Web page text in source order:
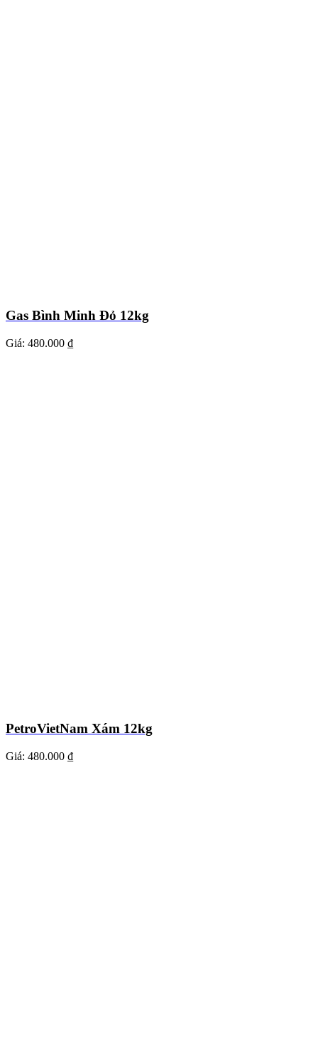
Gas Bình Minh Đỏ 12kg
Giá: 480.000 ₫
PetroVietNam Xám 12kg
Giá: 480.000 ₫